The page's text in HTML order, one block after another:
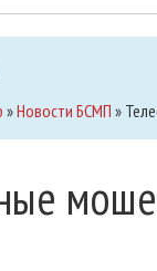
»Новости БСМП »